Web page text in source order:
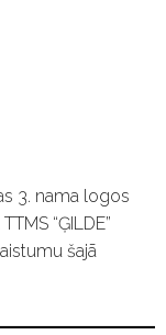
3. nama logos
“ĢILDE”
šajā